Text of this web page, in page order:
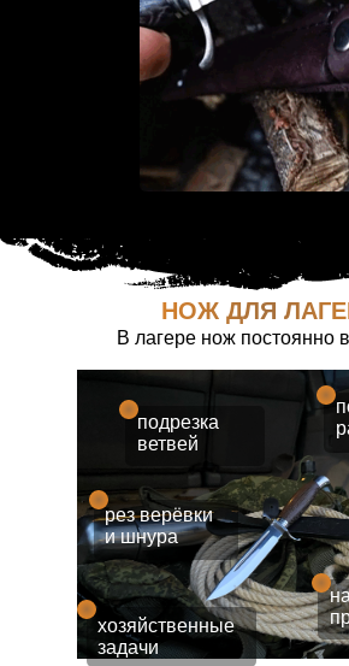
НОЖ ДЛЯ
В лагере нож постоянно
рез верёвки
и шнура
хозяйственные
задачи
подрезка
ветвей